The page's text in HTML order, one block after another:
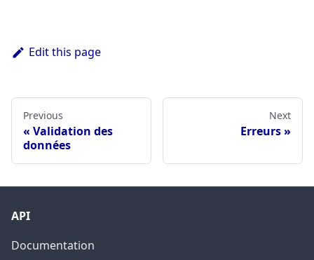
D12
D14
D15
R0 X
R1
Edit this page
Previous
Validation des
données
Next
Erreurs
API
Documentation